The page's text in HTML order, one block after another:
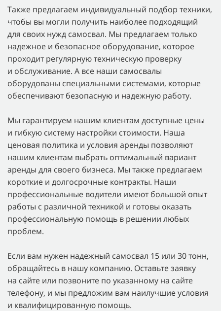
Также предлагаем индивидуальный подбор техники,
чтобы вы могли получить наиболее подходящий
для своих нужд самосвал. Мы предлагаем только
надежное и безопасное оборудование, которое
проходит регулярную техническую проверку
и обслуживание. А все наши самосвалы
оборудованы специальными системами, которые
обеспечивают безопасную и надежную работу.
Мы гарантируем нашим клиентам доступные цены
и гибкую систему настройки стоимости. Наша
ценовая политика и условия аренды позволяют
нашим клиентам выбрать оптимальный вариант
аренды для своего бизнеса. Мы также предлагаем
короткие и долгосрочные контракты. Наши
профессиональные водители имеют большой опыт
работы с различной техникой и готовы оказать
профессиональную помощь в решении любых
проблем.
Если вам нужен надежный самосвал 15 или 30 тонн,
обращайтесь в нашу компанию. Оставьте заявку
на сайте или позвоните по указанному на сайте
телефону, и мы предложим вам наилучшие условия
и квалифицированную помощь.